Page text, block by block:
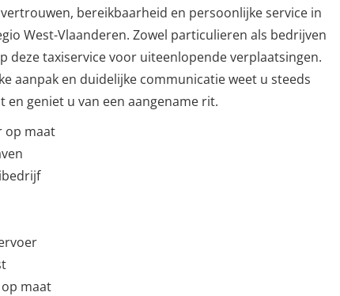
bereikbaarheid en persoonlijke service in
West-Vlaanderen. Zowel particulieren als bedrijven
deze taxiservice voor uiteenlopende verplaatsingen.
aanpak en duidelijke communicatie weet u steeds
en geniet u van een aangename rit.
op maat
maat